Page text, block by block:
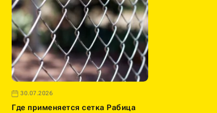
30.07.2026
Где применяется сетка Рабица